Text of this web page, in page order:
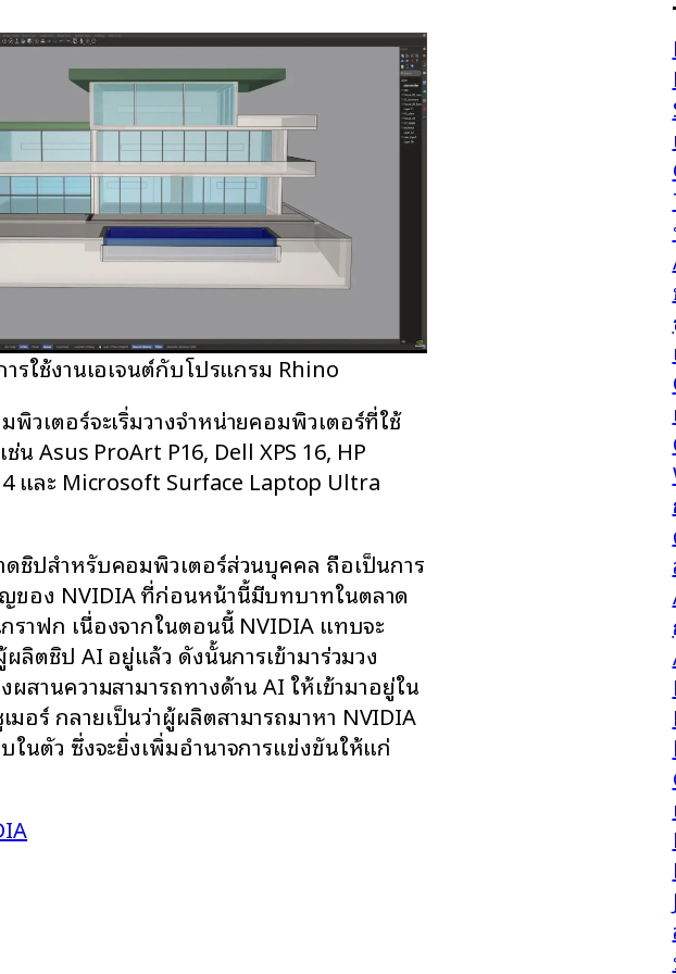
ารใช้งานเอเจนต์กับโปรแกรม Rhino
พิวเตอร์จะเริ่มวางจำหน่ายคอมพิวเตอร์ที่ใช้
ช่น Asus ProArt P16, Dell XPS 16, HP
และ Microsoft Surface Laptop Ultra
ดชิปสำหรับคอมพิวเตอร์ส่วนบุคคล ถือเป็นการ
ของ NVIDIA ที่ก่อนหน้านี้มีบทบาทในตลาด
ราฟิก เนื่องจากในตอนนี้ NVIDIA แทบจะ
ลิตชิป AI อยู่แล้ว ดังนั้นการเข้ามาร่วมวง
ผสานความสามารถทางด้าน AI ให้เข้ามาอยู่ใน
อร์ กลายเป็นว่าผู้ผลิตสามารถมาหา NVIDIA
ในตัว ซึ่งจะยิ่งเพิ่มอำนาจการแข่งขันให้แก่